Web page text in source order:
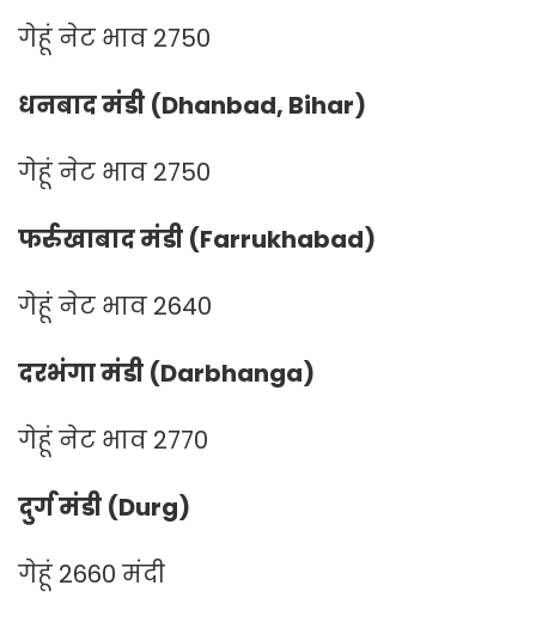
गेहूं नेट भाव 2750
धनबाद मंडी (Dhanbad, Bihar)
गेहूं नेट भाव 2750
फर्रुखाबाद मंडी (Farrukhabad)
गेहूं नेट भाव 2640
दरभंगा मंडी (Darbhanga)
गेहूं नेट भाव 2770
दुर्ग मंडी (Durg)
गेहूं 2660 मंदी